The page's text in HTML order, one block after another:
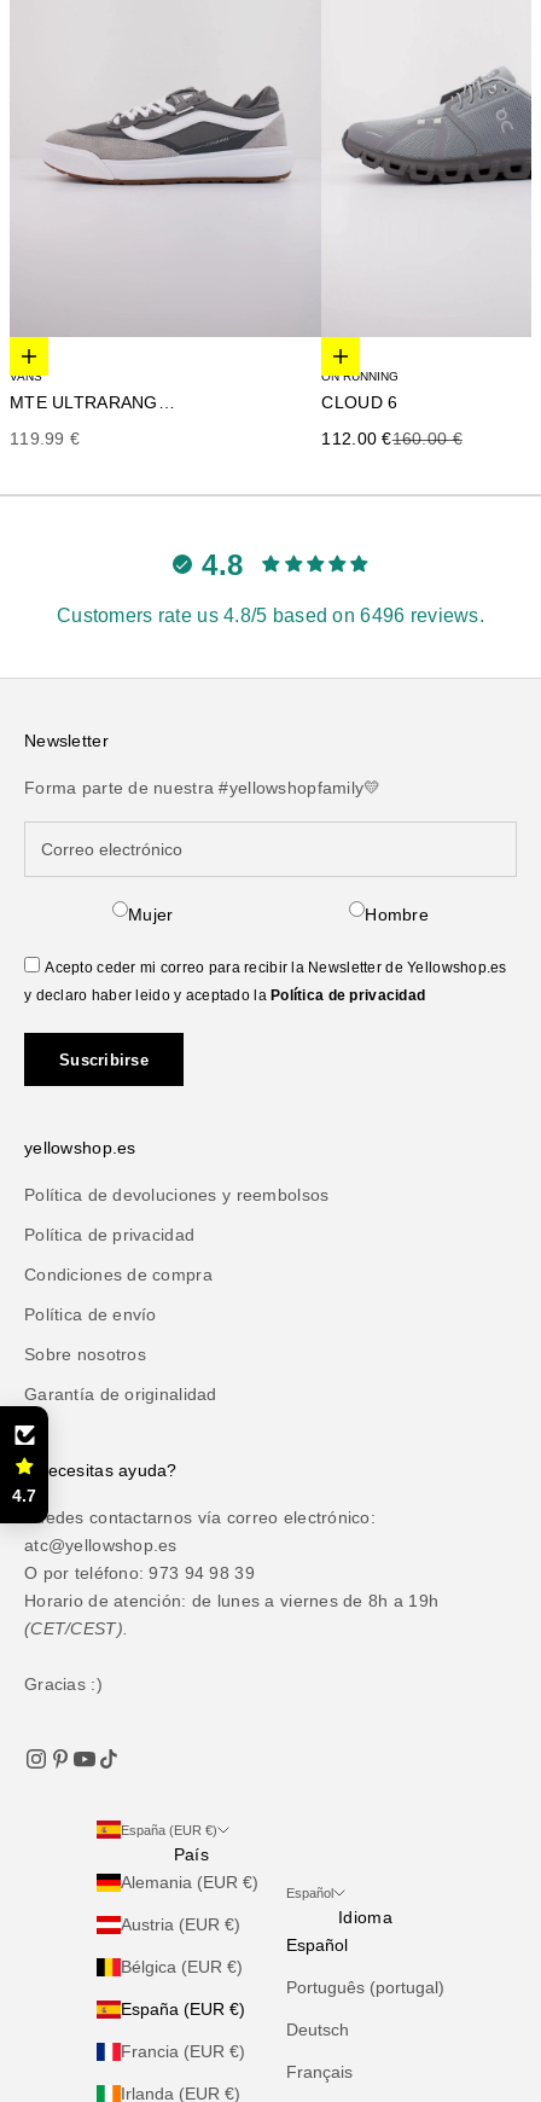
Elige opciones
VANS
MTE ULTRARANGE 2.0
Precio de oferta
119.99 €
Elige opciones
ON RUNNING
CLOUD 6
Precio de oferta
112.00 €Precio anterior
160.00 €
4.8
Customers rate us 4.8/5 based on 6496 reviews.
Newsletter
Forma parte de nuestra #yellowshopfamily💛
Mujer Hombre
Acepto ceder mi correo para recibir la Newsletter de Yellowshop.es
y declaro haber leido y aceptado la Política de privacidad
Suscribirse
yellowshop.es
Política de devoluciones y reembolsos
Política de privacidad
Condiciones de compra
Política de envío
Sobre nosotros
Garantía de originalidad
¿Necesitas ayuda?
Puedes contactarnos vía correo electrónico:
atc@yellowshop.es
O por teléfono: 973 94 98 39
Horario de atención: de lunes a viernes de 8h a 19h
(CET/CEST).
Gracias :)
España (EUR €)
País
Alemania (EUR €)
Austria (EUR €)
Bélgica (EUR €)
España (EUR €)
Francia (EUR €)
Irlanda (EUR €)
Español
Idioma
Español
Português (portugal)
Deutsch
Français
4.7